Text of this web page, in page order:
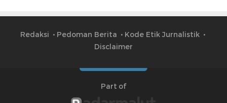
Redaksi Pedoman Berita
Kode Etik Jurnalistik
Disclaimer
Part of